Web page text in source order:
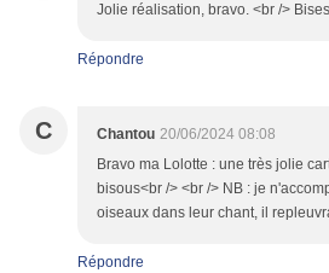
Jolie réalisation, bravo. <br /> Bises
Répondre
C Chantou 20/06/2024 08:08
Bravo ma Lolotte : une très jolie
bisous<br /> <br /> NB : je
oiseaux dans leur chant, il
Répondre